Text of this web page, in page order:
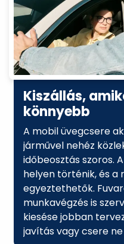
Kiszállás,
könnyebb
A mobil üvegcsere
járművel nehéz
időbeosztás szoros.
helyen történik, és a
egyeztethetők.
munkavégzés is
kiesése jobban
javítás vagy csere